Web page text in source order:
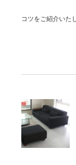
コツをご紹介いた